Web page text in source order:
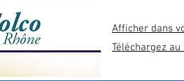
Afficher dans
Téléchargez